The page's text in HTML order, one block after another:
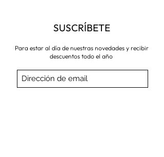
SUSCRÍBETE
Para estar al día de nuestras novedades y recibir
descuentos todo el año